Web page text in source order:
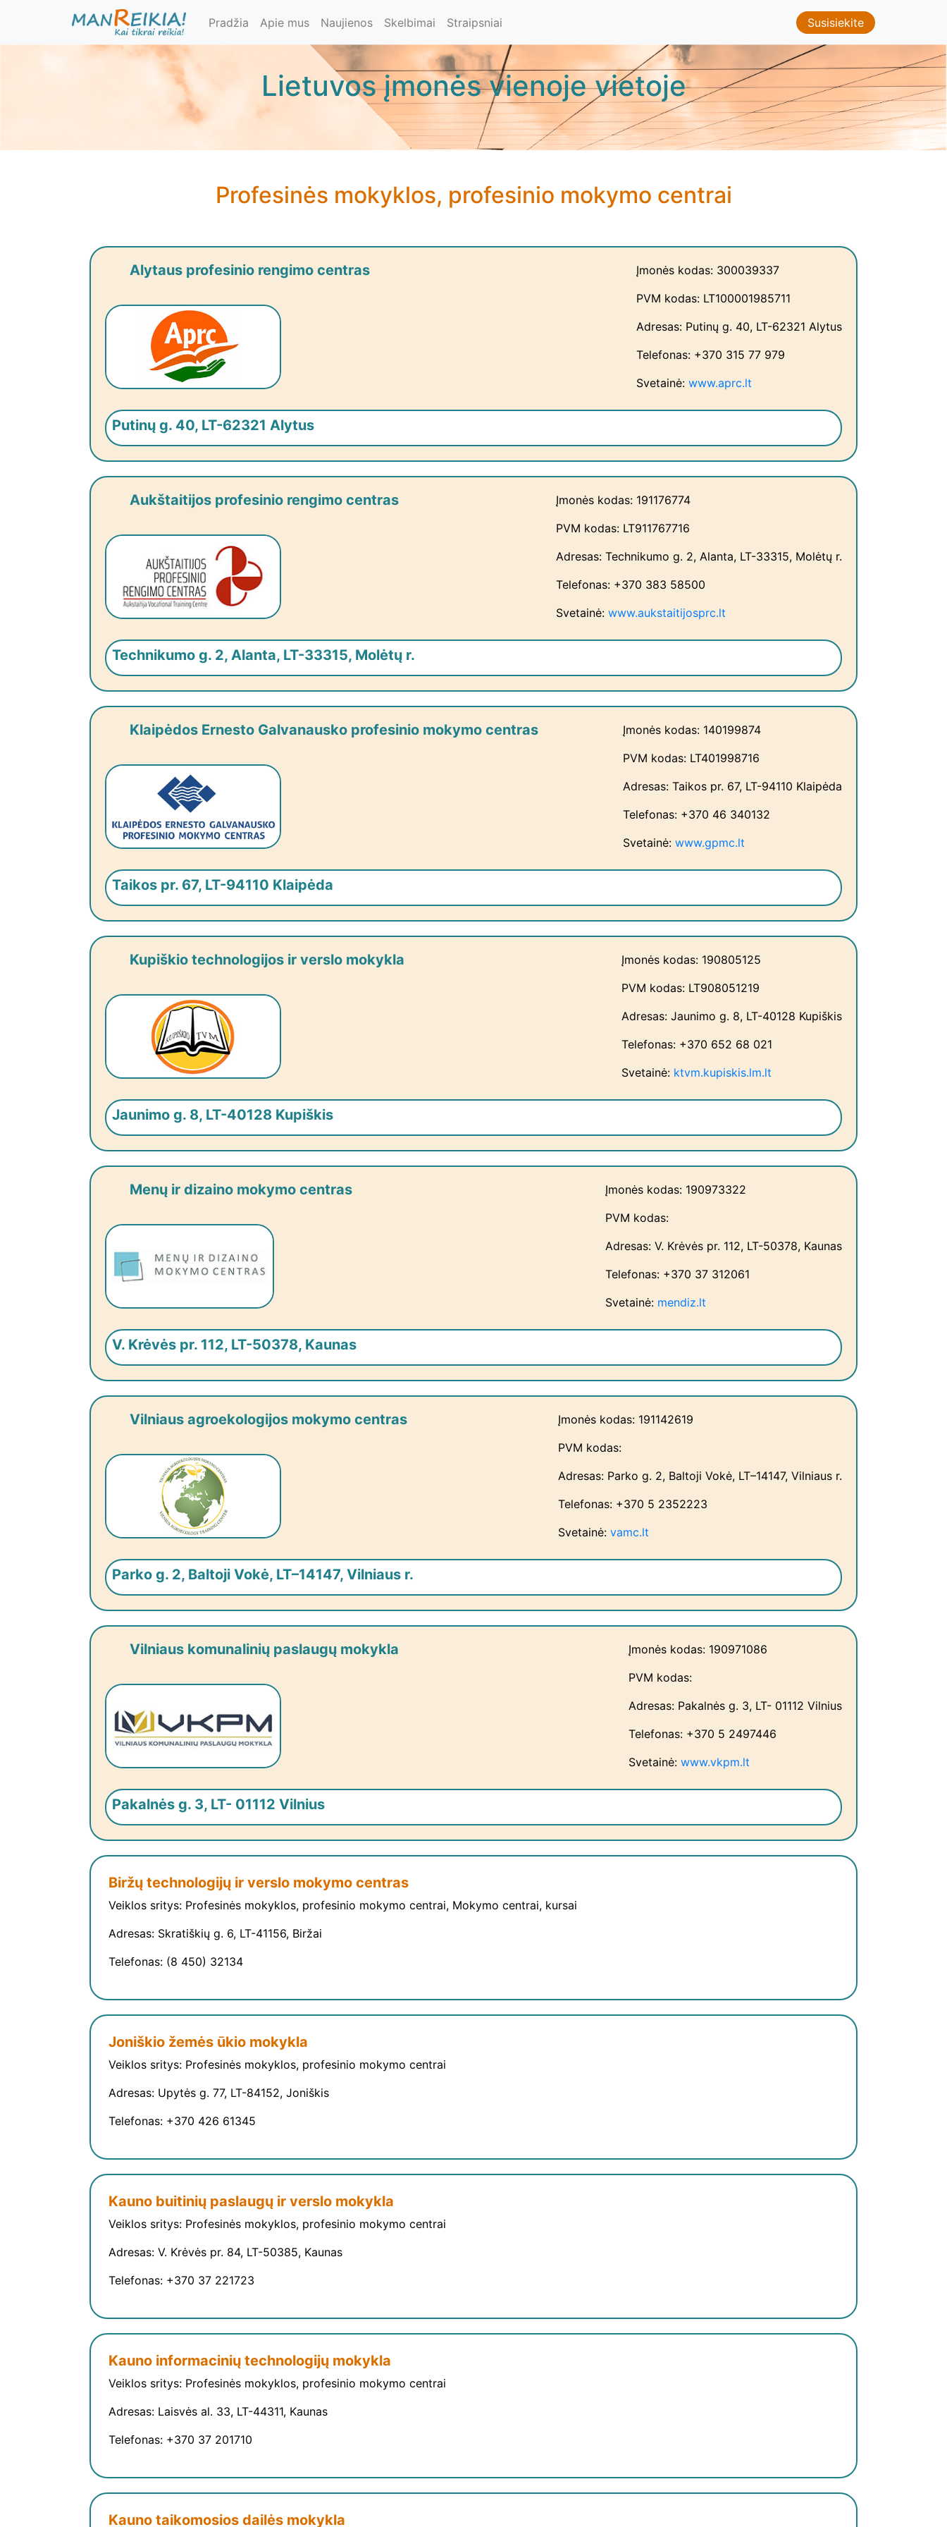
pagrindinį
Pradžia Apie mus Naujienos Skelbimai Straipsniai Susisiekite
Lietuvos įmonės vienoje vietoje
Profesinės mokyklos, profesinio mokymo centrai
Alytaus profesinio rengimo centras
Įmonės kodas: 300039337
PVM kodas: LT100001985711
Adresas: Putinų g. 40, LT-62321 Alytus
Telefonas: +370 315 77 979
Svetainė: www.aprc.lt
Putinų g. 40, LT-62321 Alytus
Aukštaitijos profesinio rengimo centras
Įmonės kodas: 191176774
PVM kodas: LT911767716
Adresas: Technikumo g. 2, Alanta, LT-33315, Molėtų r.
Telefonas: +370 383 58500
Svetainė: www.aukstaitijosprc.lt
Technikumo g. 2, Alanta, LT-33315, Molėtų r.
Klaipėdos Ernesto Galvanausko profesinio mokymo centras
Įmonės kodas: 140199874
PVM kodas: LT401998716
Adresas: Taikos pr. 67, LT-94110 Klaipėda
Telefonas: +370 46 340132
Svetainė: www.gpmc.lt
Taikos pr. 67, LT-94110 Klaipėda
Kupiškio technologijos ir verslo mokykla
Įmonės kodas: 190805125
PVM kodas: LT908051219
Adresas: Jaunimo g. 8, LT-40128 Kupiškis
Telefonas: +370 652 68 021
Svetainė: ktvm.kupiskis.lm.lt
Jaunimo g. 8, LT-40128 Kupiškis
Menų ir dizaino mokymo centras
Įmonės kodas: 190973322
PVM kodas:
Adresas: V. Krėvės pr. 112, LT-50378, Kaunas
Telefonas: +370 37 312061
Svetainė: mendiz.lt
V. Krėvės pr. 112, LT-50378, Kaunas
Vilniaus agroekologijos mokymo centras
Įmonės kodas: 191142619
PVM kodas:
Adresas: Parko g. 2, Baltoji Vokė, LT–14147, Vilniaus r.
Telefonas: +370 5 2352223
Svetainė: vamc.lt
Parko g. 2, Baltoji Vokė, LT–14147, Vilniaus r.
Vilniaus komunalinių paslaugų mokykla
Įmonės kodas: 190971086
PVM kodas:
Adresas: Pakalnės g. 3, LT- 01112 Vilnius
Telefonas: +370 5 2497446
Svetainė: www.vkpm.lt
Pakalnės g. 3, LT- 01112 Vilnius
Biržų technologijų ir verslo mokymo centras
Veiklos sritys: Profesinės mokyklos, profesinio mokymo centrai, Mokymo centrai, kursai
Adresas: Skratiškių g. 6, LT-41156, Biržai
Telefonas: (8 450) 32134
Joniškio žemės ūkio mokykla
Veiklos sritys: Profesinės mokyklos, profesinio mokymo centrai
Adresas: Upytės g. 77, LT-84152, Joniškis
Telefonas: +370 426 61345
Kauno buitinių paslaugų ir verslo mokykla
Veiklos sritys: Profesinės mokyklos, profesinio mokymo centrai
Adresas: V. Krėvės pr. 84, LT-50385, Kaunas
Telefonas: +370 37 221723
Kauno informacinių technologijų mokykla
Veiklos sritys: Profesinės mokyklos, profesinio mokymo centrai
Adresas: Laisvės al. 33, LT-44311, Kaunas
Telefonas: +370 37 201710
Kauno taikomosios dailės mokykla